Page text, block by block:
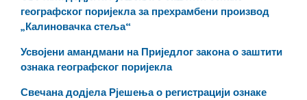
географског поријекла за прехрамбени производ
„Калиновачка стеља“
Усвојени амандмани на Приједлог закона о заштити
ознака географског поријекла
Свечана додјела Рјешења о регистрацији ознаке